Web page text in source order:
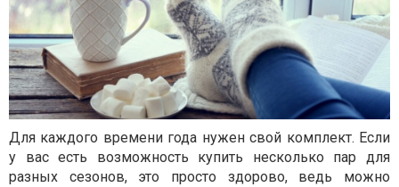
Для каждого времени года нужен свой комплект. Если
у вас есть возможность купить несколько пар для
разных сезонов, это просто здорово, ведь можно